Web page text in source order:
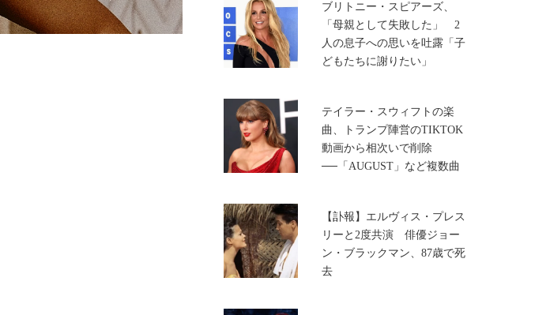
ブリトニー・スピアーズ、
「母親として失敗した」 2
人の息子への思いを吐露「子
どもたちに謝りたい」
テイラー・スウィフトの楽
曲、トランプ陣営のTIKTOK
動画から相次いで削除
──「AUGUST」など複数曲
【訃報】エルヴィス・プレス
リーと2度共演 俳優ジョー
ン・ブラックマン、87歳で死
去